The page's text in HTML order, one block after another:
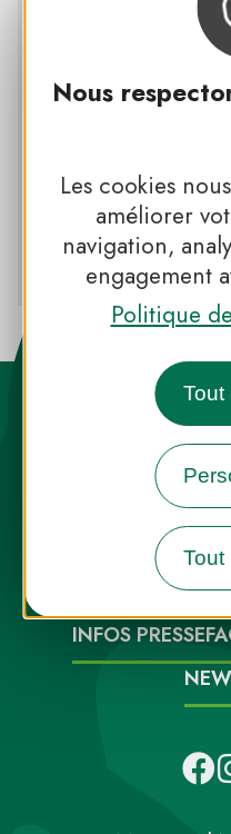
Nous
Les cookies
améliorer
navigation,
engagement
Politique
Tout
Tout
Suivez-
Suivez-
Suivez-
Visualisez
Destination
INFOS PRESSE